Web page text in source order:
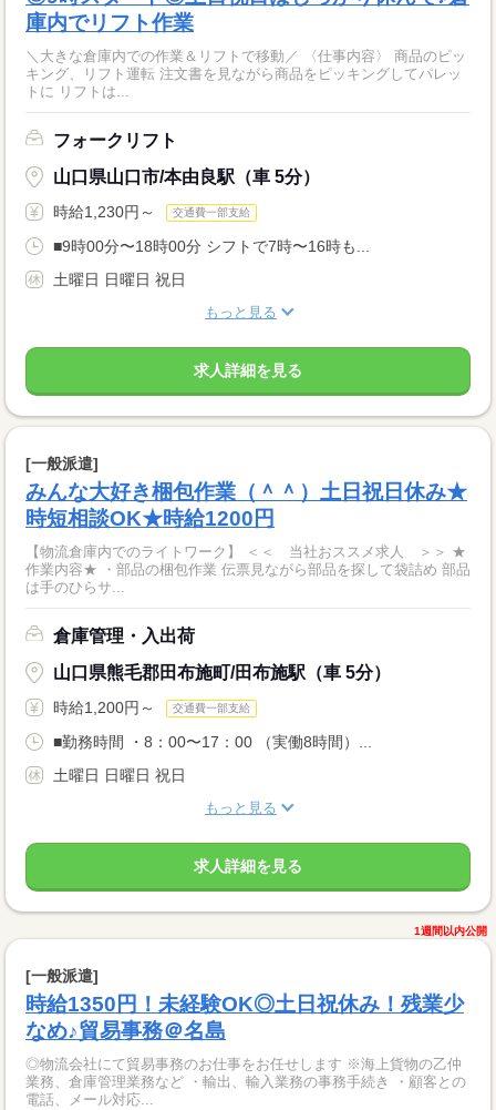
庫内でリフト作業
＼大きな倉庫内での作業＆リフトで移動／ 〈仕事内容〉 商品のピッ
キング、リフト運転 注文書を見ながら商品をピッキングしてパレッ
トに リフトは...
フォークリフト
山口県山口市/本由良駅（車 5分）
時給1,230円～ 交通費一部支給
■9時00分〜18時00分 シフトで7時〜16時も...
土曜日 日曜日 祝日
もっと見る
求人詳細を見る
[一般派遣]
みんな大好き梱包作業（＾＾）土日祝日休み★
時短相談OK★時給1200円
【物流倉庫内でのライトワーク】 ＜＜ 当社おススメ求人 ＞＞ ★
作業内容★ ・部品の梱包作業 伝票見ながら部品を探して袋詰め 部品
は手のひらサ...
倉庫管理・入出荷
山口県熊毛郡田布施町/田布施駅（車 5分）
時給1,200円～ 交通費一部支給
■勤務時間 ・8：00〜17：00 （実働8時間）...
土曜日 日曜日 祝日
もっと見る
求人詳細を見る
1週間以内公開
[一般派遣]
時給1350円！未経験OK◎土日祝休み！残業少
なめ♪貿易事務＠名島
◎物流会社にて貿易事務のお仕事をお任せします ※海上貨物の乙仲
業務、倉庫管理業務など ・輸出、輸入業務の事務手続き ・顧客との
電話、メール対応...